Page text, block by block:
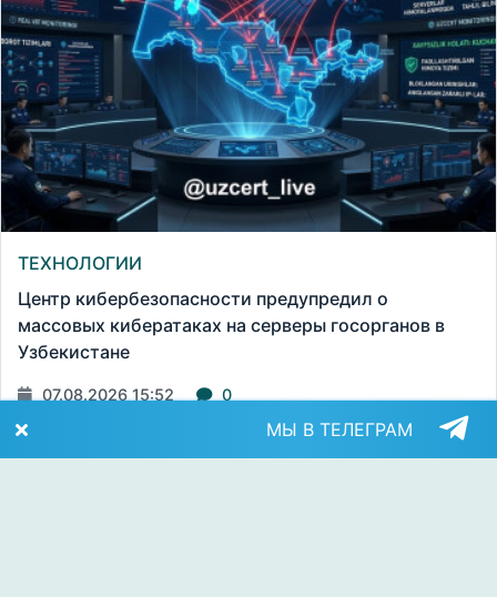
ТЕХНОЛОГИИ
Центр кибербезопасности предупредил о
массовых кибератаках на серверы госорганов в
Узбекистане
07.08.2026 15:52 0
МЫ В ТЕЛЕГРАМ